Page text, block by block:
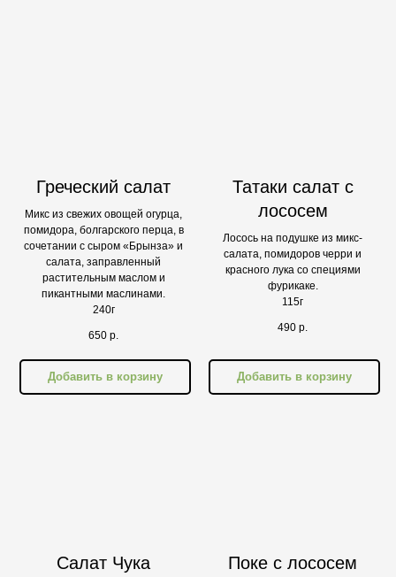
Греческий салат
Микс из свежих овощей огурца,
помидора, болгарского перца, в
сочетании с сыром «Брынза» и
салата, заправленный
растительным маслом и
пикантными маслинами.
240г
650 р.
Добавить в корзину
Татаки салат с
лососем
Лосось на подушке из микс-
салата, помидоров черри и
красного лука со специями
фурикаке.
115г
490 р.
Добавить в корзину
Салат Чука Поке с лососем